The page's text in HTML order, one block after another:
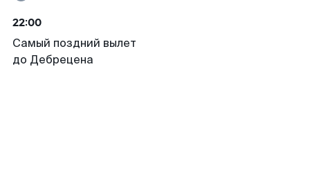
22:00
Самый поздний вылет
до Дебрецена